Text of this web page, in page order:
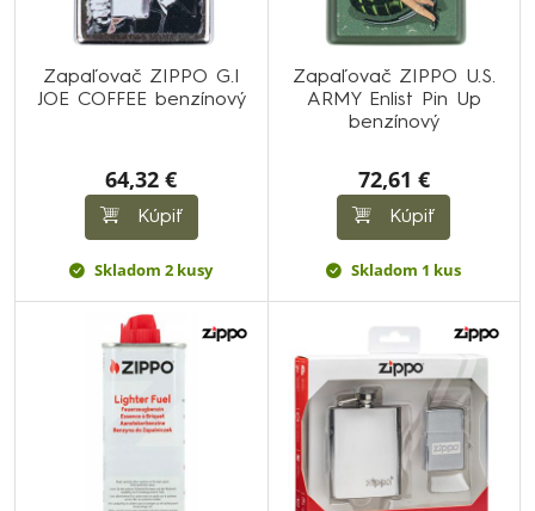
Zapaľovač ZIPPO G.I
JOE COFFEE benzínový
64,32 €
Kúpiť
Skladom 2 kusy
Zapaľovač ZIPPO U.S.
ARMY Enlist Pin Up
benzínový
72,61 €
Kúpiť
Skladom 1 kus